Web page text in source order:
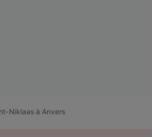
Niklaas à Anvers